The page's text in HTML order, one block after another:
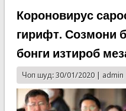
Короновирус
гирифт. Созмони
бонги изтироб
Чоп шуд: 30/01/2020 | admin